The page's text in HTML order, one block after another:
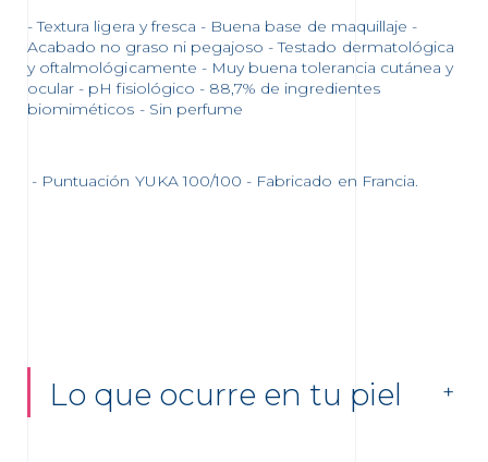
- Textura ligera y fresca - Buena base de maquillaje -
Acabado no graso ni pegajoso - Testado dermatológica
y oftalmológicamente - Muy buena tolerancia cutánea y
ocular - pH fisiológico - 88,7% de ingredientes
biomiméticos - Sin perfume
- Puntuación YUKA 100/100 - Fabricado en Francia.
Lo que ocurre en tu piel